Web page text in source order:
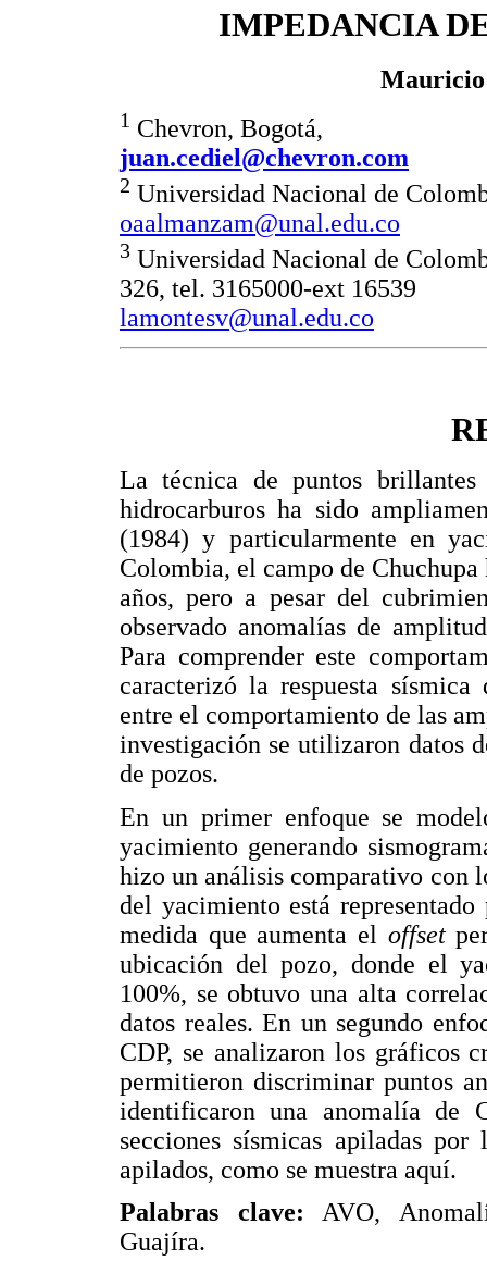
IMPEDANCIA
1 Chevron, Bogotá,
juan.cediel@chevron.com
2 Universidad Nacional de
oaalmanzam@unal.edu.co
3 Universidad Nacional de
326, tel. 3165000-ext 16539
lamontesv@unal.edu.co
La técnica de puntos
hidrocarburos ha sido
(1984) y particularmente en
Colombia, el campo de
años, pero a pesar del
observado anomalías de
Para comprender este
caracterizó la respuesta
entre el comportamiento de las
investigación se utilizaron datos
de pozos.
En un primer enfoque se
yacimiento generando
hizo un análisis comparativo con
del yacimiento está
medida que aumenta el offset
ubicación del pozo, donde el
100%, se obtuvo una alta
datos reales. En un segundo
CDP, se analizaron los gráficos
permitieron discriminar puntos
identificaron una anomalía de
secciones sísmicas apiladas
apilados, como se muestra aquí.
Palabras clave: AVO,
Guajíra.